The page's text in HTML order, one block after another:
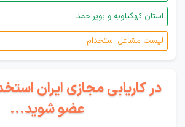
استان کهگیلویه و بویراحمد
لیست مشاغل استخدام
در کاریابی مجازی ایران
عضو شوید...